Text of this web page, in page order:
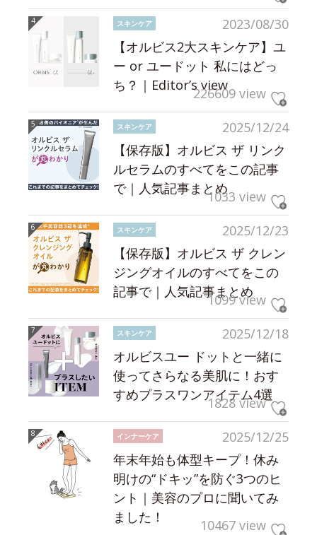
2023/08/30
スキンケア
【オルビス2大スキンケア】ユ
ー or ユードット 私にはどっ
ち？｜Editor’s view226609 view
2025/12/24
スキンケア
【保存版】オルビス ザ リンク
ルセラムのすべてをこの記事
で｜人気記事まとめ1033 view
2025/12/23
スキンケア
【保存版】オルビス ザ クレン
ジングオイルのすべてをこの
記事で｜人気記事まとめ
1099 view
2025/12/18
スキンケア
オルビスユー ドットと一緒に
使ってさらなる美肌に！おす
すめプラスワンアイテム4選
1828 view
2025/12/25
インナーケア
年末年始も体型キープ！休み
明けの“ドキッ”を防ぐ3つのヒ
ント｜美容のプロに聞いてみ
ました！
10467 view